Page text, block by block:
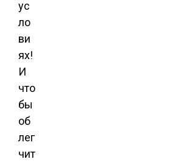
ус
ло
ви
ях!
И
что
бы
об
лег
чит